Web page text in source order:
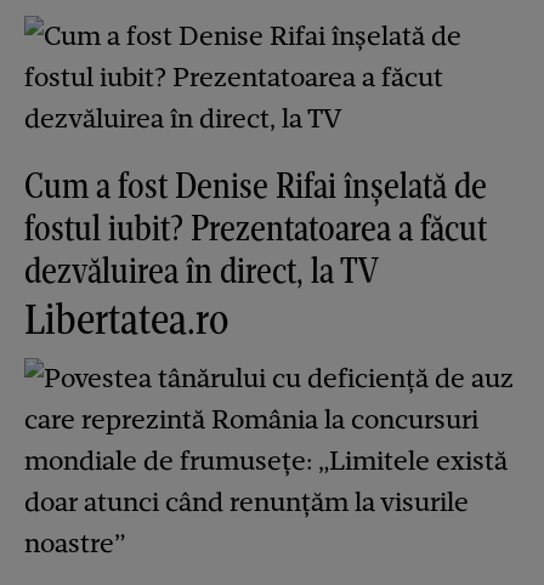
Cum a fost Denise Rifai înșelată de
fostul iubit? Prezentatoarea a făcut
dezvăluirea în direct, la TV
Libertatea.ro